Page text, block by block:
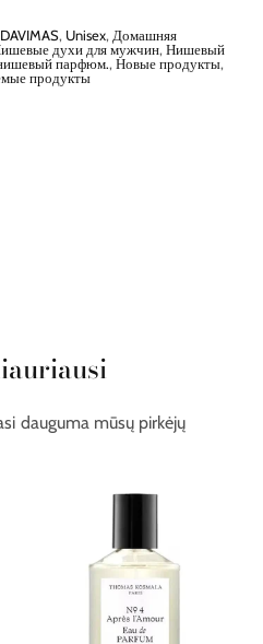
, Unisex, Домашняя
духи для мужчин, Нишевый
парфюм., Новые продукты,
продукты
dauguma mūsų pirkėjų